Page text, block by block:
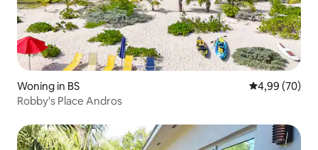
Woning in BS Gemiddelde
4,99 (70)
Robby's Place Andros